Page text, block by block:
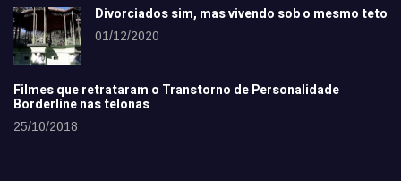
Divorciados sim, mas vivendo sob o mesmo teto
01/12/2020
Filmes que retrataram o Transtorno de Personalidade
Borderline nas telonas
25/10/2018